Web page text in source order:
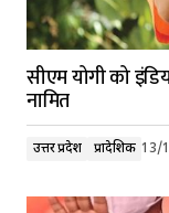
सीएम योगी को
नामित
उत्तर प्रदेश प्रादेशिक 13/